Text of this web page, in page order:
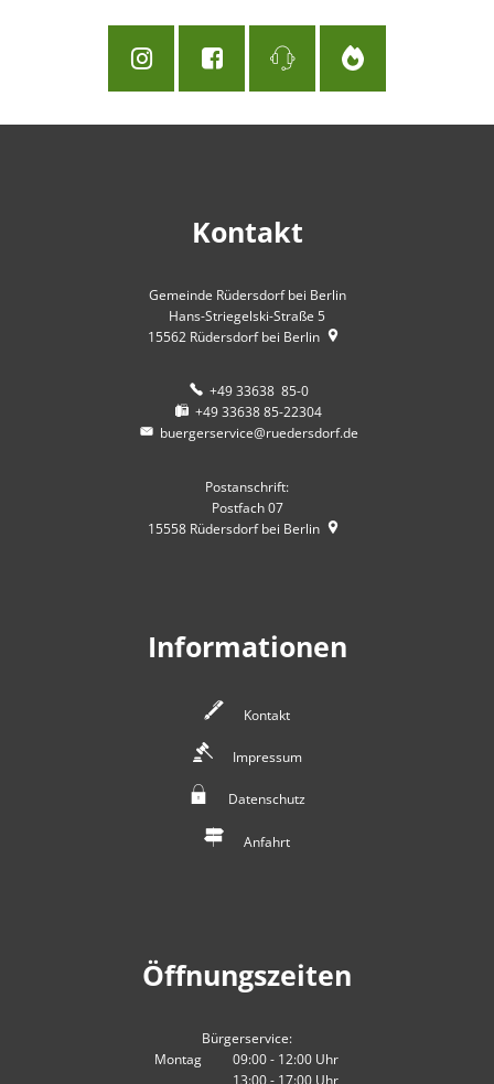
Kontakt
Gemeinde Rüdersdorf bei Berlin
Hans-Striegelski-Straße 5
15562 Rüdersdorf bei Berlin
+49 33638 85-0
+49 33638 85-22304
buergerservice@ruedersdorf.de
Postanschrift:
Postfach 07
15558 Rüdersdorf bei Berlin
Informationen
Kontakt
Impressum
Datenschutz
Anfahrt
Öffnungszeiten
Bürgerservice:
Montag
09:00- 12:00 Uhr
Von 09:00 bis 12:00 Uhr
13:00- 17:00 Uhr